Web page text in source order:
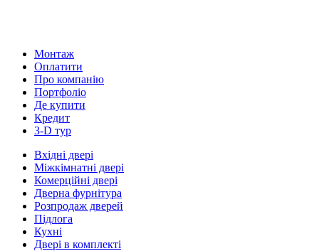
Монтаж
Оплатити
Про компанію
Портфоліо
Де купити
Кредит
3-D тур
Вхідні двері
Міжкімнатні двері
Комерційні двері
Дверна фурнітура
Розпродаж дверей
Підлога
Кухні
Двері в комплекті